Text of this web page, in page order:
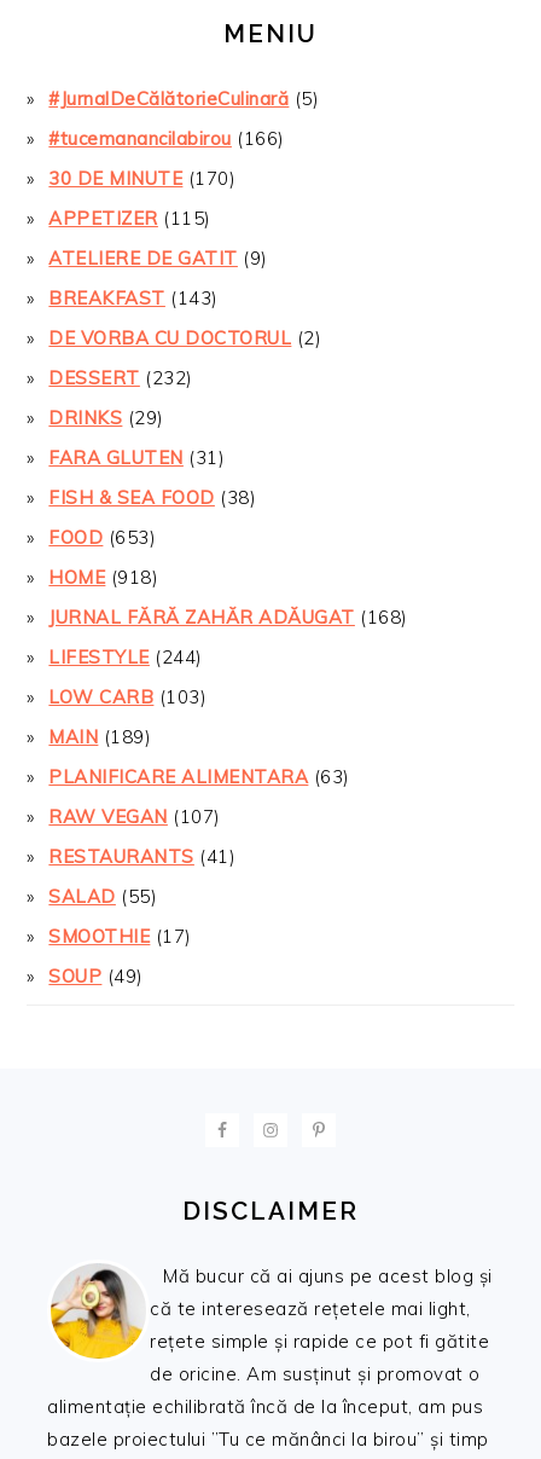
MENIU
#JurnalDeCălătorieCulinară (5)
#tucemanancilabirou (166)
30 DE MINUTE(170)
APPETIZER(115)
ATELIERE DE GATIT (9)
BREAKFAST (143)
DE VORBA CU DOCTORUL (2)
DESSERT (232)
DRINKS (29)
FARA GLUTEN (31)
FISH & SEA FOOD (38)
FOOD (653)
HOME(918)
JURNAL FĂRĂ ZAHĂR ADĂUGAT (168)
LIFESTYLE(244)
LOW CARB (103)
MAIN (189)
PLANIFICARE ALIMENTARA(63)
RAW VEGAN (107)
RESTAURANTS (41)
SALAD (55)
SMOOTHIE(17)
SOUP (49)
DISCLAIMER
Mă bucur că ai ajuns pe acest blog și
că te interesează rețetele mai light,
rețete simple și rapide ce pot fi gătite
de oricine. Am susținut și promovat o
alimentație echilibrată încă de la început, am pus
bazele proiectului ”Tu ce mănânci la birou” și timp